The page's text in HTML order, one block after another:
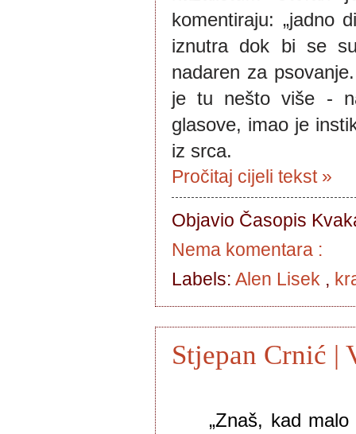
komentiraju: „jadno
iznutra dok bi se
nadaren za
je tu nešto više -
glasove, imao je
iz srca.
Pročitaj cijeli tekst »
Objavio Časopis
Nema komentara :
Labels: Alen Lisek ,
Stjepan Crnić |
„Znaš, kad